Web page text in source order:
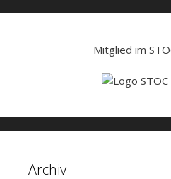
Mitglied im
Archiv